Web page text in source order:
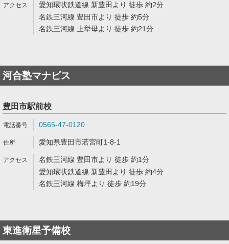
愛知環状鉄道線 新豊田より 徒歩 約2分
名鉄三河線 豊田市より 徒歩 約5分
名鉄三河線 上挙母より 徒歩 約21分
河合塾マナビス
豊田市駅前校
0565-47-0120
愛知県豊田市若宮町1-8-1
名鉄三河線 豊田市より 徒歩 約1分
愛知環状鉄道線 新豊田より 徒歩 約4分
名鉄三河線 梅坪より 徒歩 約19分
東進衛星予備校